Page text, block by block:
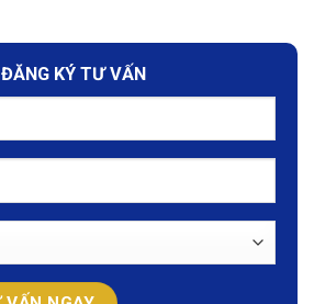
ĐĂNG KÝ TƯ VẤN